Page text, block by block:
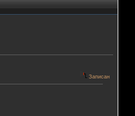
Записан